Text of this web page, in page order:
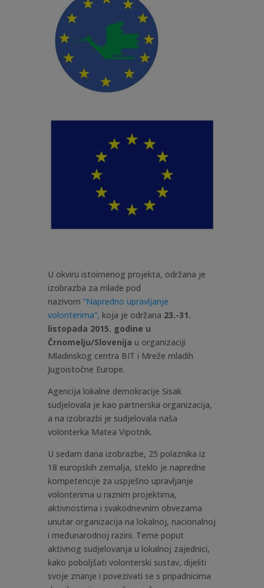
U okviru istoimenog projekta, održana je
izobrazba za mlade pod
nazivom “Napredno upravljanje
volonterima”, koja je održana 23.-31.
listopada 2015. godine u
Črnomelju/Slovenija u organizaciji
Mladinskog centra BIT i Mreže mladih
Jugoistočne Europe.
Agencija lokalne demokracije Sisak
sudjelovala je kao partnerska organizacija,
a na izobrazbi je sudjelovala naša
volonterka Matea Vipotnik.
U sedam dana izobrazbe, 25 polaznika iz
18 europskih zemalja, steklo je napredne
kompetencije za uspješno upravljanje
volonterima u raznim projektima,
aktivnostima i svakodnevnim obvezama
unutar organizacija na lokalnoj, nacionalnoj
i međunarodnoj razini. Teme poput
aktivnog sudjelovanja u lokalnoj zajednici,
kako poboljšati volonterski sustav, dijeliti
svoje znanje i povezivati se s pripadnicima